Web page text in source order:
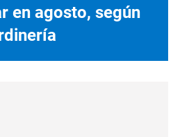
en agosto, según